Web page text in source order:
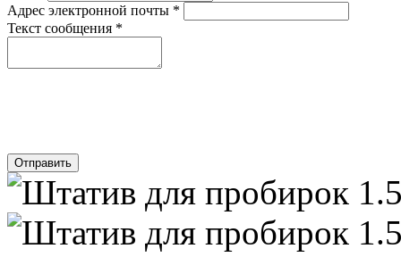
Адрес электронной почты *
Текст сообщения *
Отправить